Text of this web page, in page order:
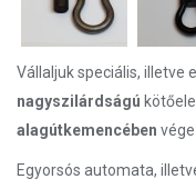
Vállaljuk speciális, illetve
nagyszilárdságú
alagútkemencében
Egyorsós automata,